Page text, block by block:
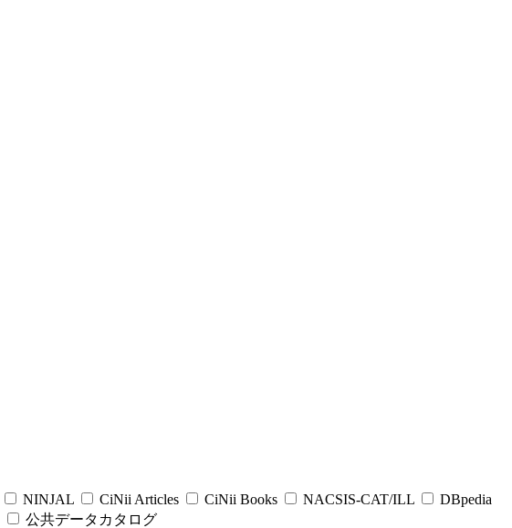
NINJAL CiNii Articles CiNii Books NACSIS-CAT/ILL
DBpedia
公共データカタログ